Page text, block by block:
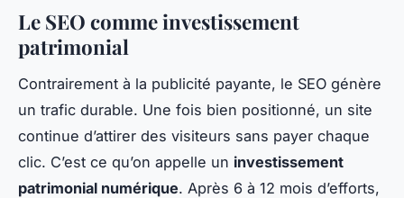
Le SEO comme investissement
patrimonial
Contrairement à la publicité payante, le SEO génère
un trafic durable. Une fois bien positionné, un site
continue d’attirer des visiteurs sans payer chaque
clic. C’est ce qu’on appelle un investissement
patrimonial numérique. Après 6 à 12 mois d’efforts,